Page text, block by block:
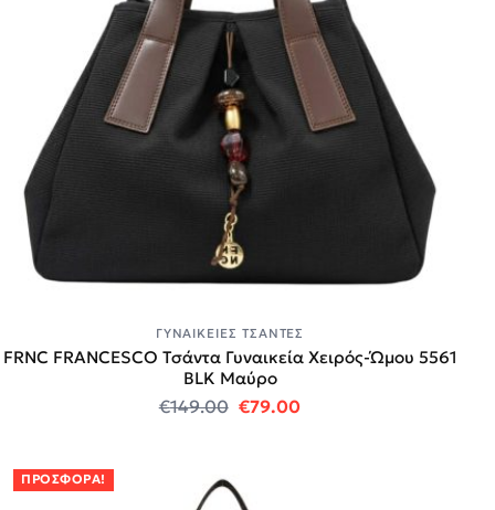
ΓΥΝΑΙΚΕΊΕΣ ΤΣΆΝΤΕΣ
FRNC FRANCESCO Τσάντα Γυναικεία Χειρός-Ώμου 5561
BLK Μαύρο
€149.00 Original price was: €149.00.
€79.00Η τρέχουσα τιμή
ΠΡΟΣΦΟΡΆ!